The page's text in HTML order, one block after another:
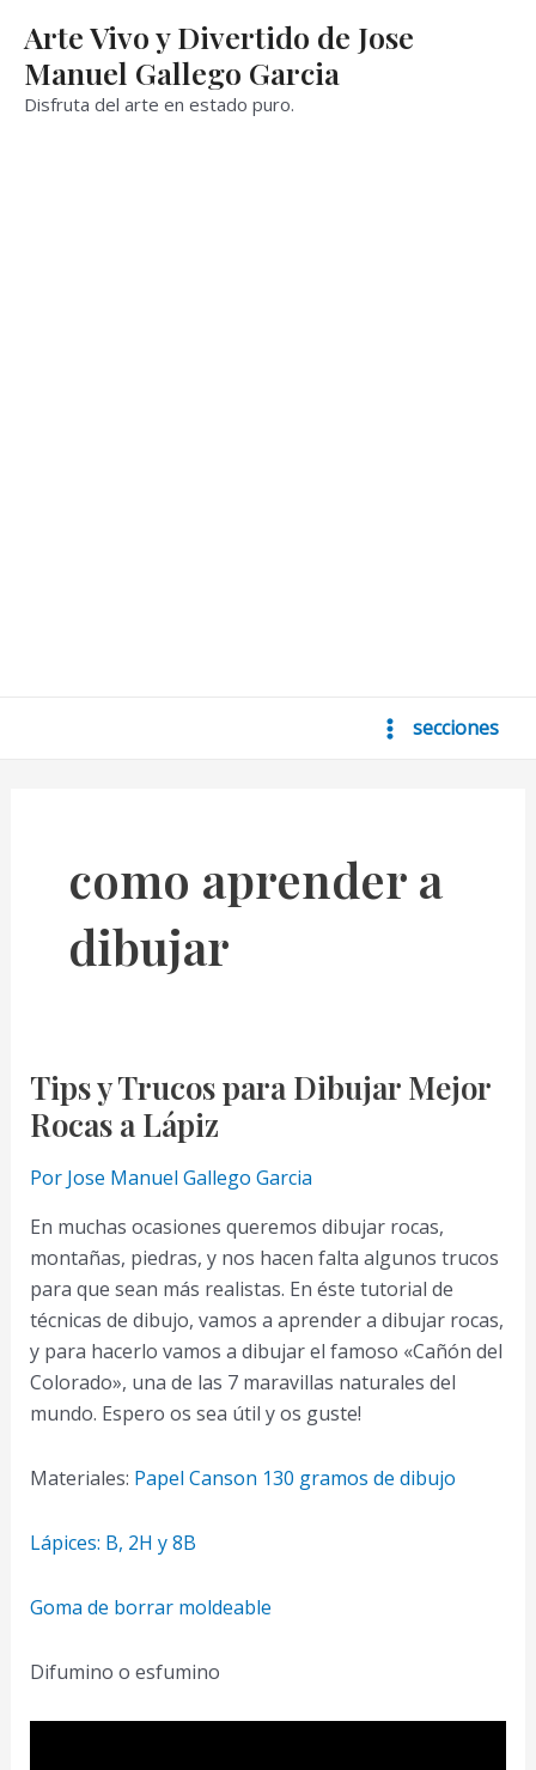
contenido
Arte Vivo y Divertido de Jose
Manuel Gallego Garcia
Disfruta del arte en estado puro.
Main
secciones
como aprender a
dibujar
Tips y Trucos para Dibujar Mejor
Rocas a Lápiz
Por Jose Manuel Gallego Garcia
En muchas ocasiones queremos dibujar rocas,
montañas, piedras, y nos hacen falta algunos trucos
para que sean más realistas. En éste tutorial de
técnicas de dibujo, vamos a aprender a dibujar rocas,
y para hacerlo vamos a dibujar el famoso «Cañón del
Colorado», una de las 7 maravillas naturales del
mundo. Espero os sea útil y os guste!
Materiales: Papel Canson 130 gramos de dibujo
Lápices: B, 2H y 8B
Goma de borrar moldeable
Difumino o esfumino